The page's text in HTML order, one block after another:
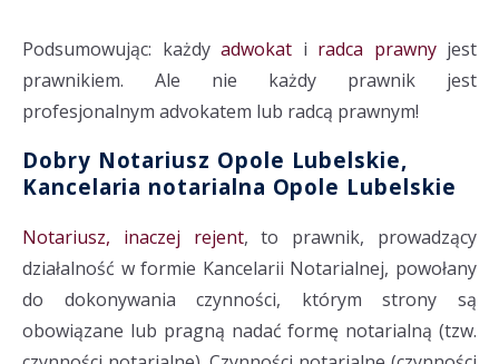
Podsumowując: każdy adwokat i radca prawnyjest
prawnikiem. Ale nie każdy prawnik jest
profesjonalnym advokatem lub radcą prawnym!
Dobry Notariusz Opole Lubelskie,
Kancelaria notarialna Opole Lubelskie
Notariusz, inaczej rejent, to prawnik, prowadzący
działalność w formie Kancelarii Notarialnej, powołany
do dokonywania czynności, którym strony są
obowiązane lub pragną nadać formę notarialną (tzw.